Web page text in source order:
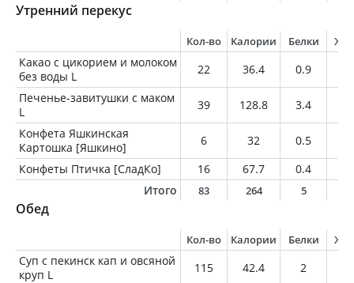
Утренний перекус
Кол-во Калории Белки
Какао с цикорием и молоком
без воды L
22 36.4 0.9
Печенье-завитушки с маком
L
39 128.8 3.4
Конфета Яшкинская
Картошка [Яшкино]
6 32 0.5
Конфеты Птичка [СладКо]
16 67.7 0.4
Итого
83 264 5
Обед
Кол-во Калории Белки
Суп с пекинск кап и овсяной
круп L
115 42.4 2